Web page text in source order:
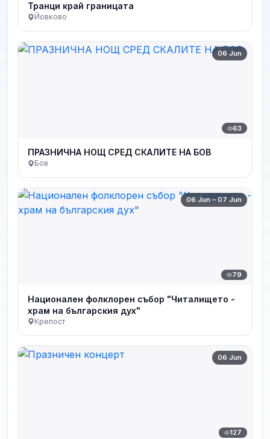
Транци край границата
Йовково
06 Jun
63
ПРАЗНИЧНА НОЩ СРЕД СКАЛИТЕ НА БОВ
Бов
06 Jun – 07 Jun
79
Национален фолклорен събор "Читалището -
храм на българския дух"
Крепост
06 Jun
127